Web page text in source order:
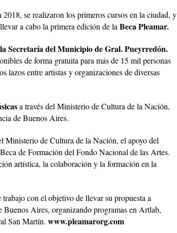
2018, se realizaron los primeros cursos en la ciudad, y
a cabo la primera edición de la Beca Pleamar.
Secretaría del Municipio de Gral. Pueyrredón.
de forma gratuita para más de 15 mil personas
lazos entre artistas y organizaciones de diversas
a través del Ministerio de Cultura de la Nación,
de Buenos Aires.
Ministerio de Cultura de la Nación, el apoyo del
de Formación del Fondo Nacional de las Artes.
artística, la colaboración y la formación en la
con el objetivo de llevar su propuesta a
Buenos Aires, organizando programas en Artlab,
San Martín. www.pleamarorg.com